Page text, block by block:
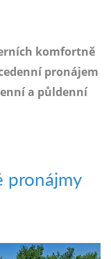
komfortně
pronájem
a půldenní
pronájmy